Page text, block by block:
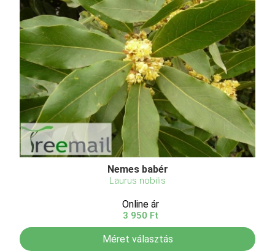
Nemes babér
Laurus nobilis
Online ár
3 950 Ft
Méret választás